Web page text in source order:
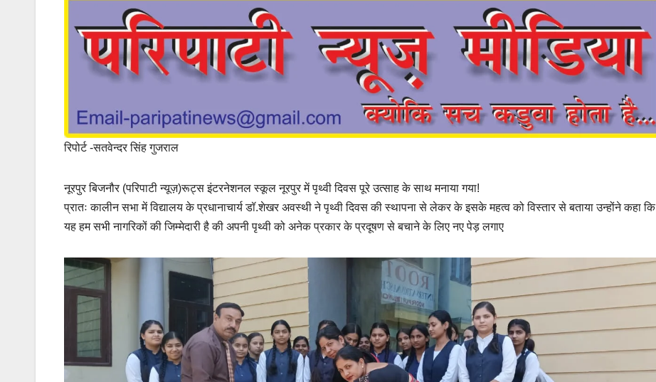
रिपोर्ट -सतवेन्दर सिंह गुजराल
नूरपुर बिजनौर (परिपाटी न्यूज़)रूट्स इंटरनेशनल स्कूल नूरपुर में पृथ्वी दिवस पूरे उत्साह के साथ मनाया गया!
प्रातः कालीन सभा में विद्यालय के प्रधानाचार्य डॉ.शेखर अवस्थी ने पृथ्वी दिवस की स्थापना से लेकर के इसके महत्व को विस्तार से बताया उन्होंने कहा कि
यह हम सभी नागरिकों की जिम्मेदारी है की अपनी पृथ्वी को अनेक प्रकार के प्रदूषण से बचाने के लिए नए पेड़ लगाए